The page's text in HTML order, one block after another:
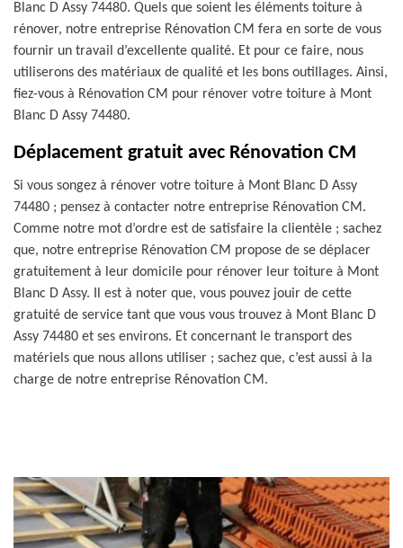
Blanc D Assy 74480. Quels que soient les éléments toiture à
rénover, notre entreprise Rénovation CM fera en sorte de vous
fournir un travail d’excellente qualité. Et pour ce faire, nous
utiliserons des matériaux de qualité et les bons outillages. Ainsi,
fiez-vous à Rénovation CM pour rénover votre toiture à Mont
Blanc D Assy 74480.
Déplacement gratuit avec Rénovation CM
Si vous songez à rénover votre toiture à Mont Blanc D Assy
74480 ; pensez à contacter notre entreprise Rénovation CM.
Comme notre mot d’ordre est de satisfaire la clientèle ; sachez
que, notre entreprise Rénovation CM propose de se déplacer
gratuitement à leur domicile pour rénover leur toiture à Mont
Blanc D Assy. Il est à noter que, vous pouvez jouir de cette
gratuité de service tant que vous vous trouvez à Mont Blanc D
Assy 74480 et ses environs. Et concernant le transport des
matériels que nous allons utiliser ; sachez que, c’est aussi à la
charge de notre entreprise Rénovation CM.